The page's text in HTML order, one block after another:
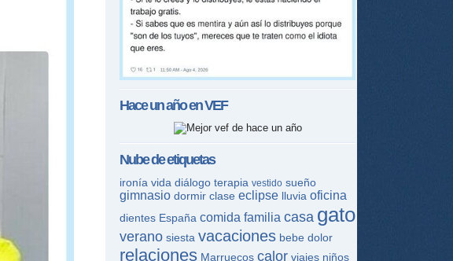
Hace un año enVEF
Nube de etiquetas
ironía vida diálogo terapia vestido sueño
gimnasio dormir clase eclipse lluvia oficina
dientes España comida familia casa gato
verano siesta vacaciones bebe dolor
relaciones Marruecos calor viajes niños